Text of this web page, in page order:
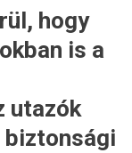
hogy
is a
utazók
biztonsági